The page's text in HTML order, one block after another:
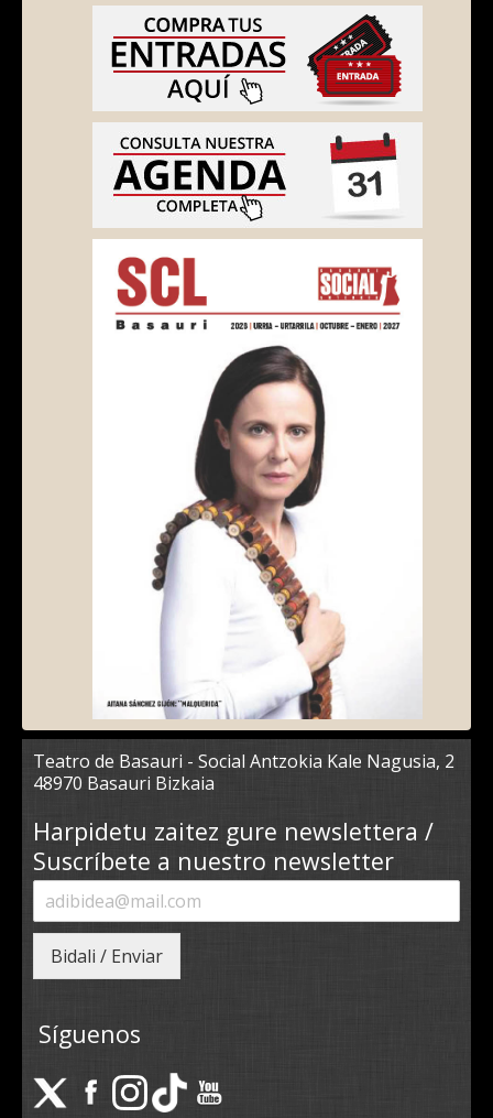
Teatro de Basauri - Social Antzokia Kale Nagusia, 2
48970 Basauri Bizkaia
Harpidetu zaitez gure newslettera /
Suscríbete a nuestro newsletter
Bidali / Enviar
Síguenos